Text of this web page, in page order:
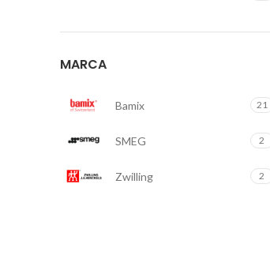
MARCA
Bamix 21
SMEG 2
Zwilling 2